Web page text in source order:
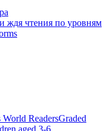
ждя чтения по уровням
ReadersGraded
aged 3-6